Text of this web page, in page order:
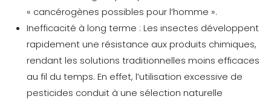
« cancérogènes possibles pour l’homme ».
Inefficacité à long terme : Les insectes développent
rapidement une résistance aux produits chimiques,
rendant les solutions traditionnelles moins efficaces
au fil du temps. En effet, l’utilisation excessive de
pesticides conduit à une sélection naturelle